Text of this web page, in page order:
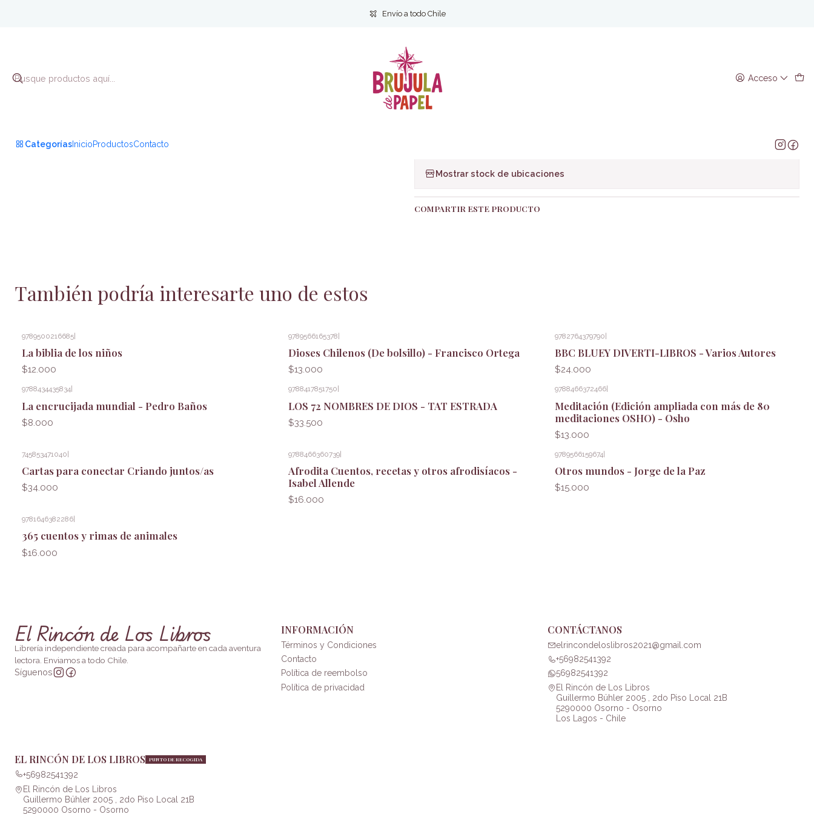
Acceso
Categorías InicioProductosContacto
Envío a todo Chile
Infantil 100 historias de la biblia Elena Luchetti
100 historias de la biblia Elena Luchetti
Cantidad
Mostrar stock de ubicaciones
COMPARTIR ESTE PRODUCTO
También podría interesarte uno de estos
9789500216685
La biblia de los niños
$12.000
9789566165378
Dioses Chilenos (De bolsillo) - Francisco Ortega
$13.000
9782764379790
BBC BLUEY DIVERTI-LIBROS - Varios Autores
$24.000
9788434435834
La encrucijada mundial - Pedro Baños
$8.000
9788417851750
LOS 72 NOMBRES DE DIOS - TAT ESTRADA
$33.500
9788466372466|
Meditación (Edición ampliada con más de 80
meditaciones OSHO) - Osho
$13.000
745853471040|
Cartas para conectar Criando juntos/as
$34.000
9788466360739|
Afrodita Cuentos, recetas y otros afrodisíacos -
Isabel Allende
$16.000
9789566159674|
Otros mundos - Jorge de la Paz
$15.000
9781646382286
365 cuentos y rimas de animales
$16.000
El Rincón de Los Libros
Librería independiente creada para acompañarte en cada aventura
lectora. Enviamos a todo Chile.
Síguenos
INFORMACIÓN
Términos y Condiciones
Contacto
Política de reembolso
Política de privacidad
CONTÁCTANOS
elrincondeloslibros2021@gmail.com
+56982541392
56982541392
El Rincón de Los Libros
Guillermo Bühler 2005 , 2do Piso Local 21B
5290000 Osorno - Osorno
Los Lagos - Chile
EL RINCÓN DE LOS LIBROS PUNTO DE RECOGIDA
+56982541392
El Rincón de Los Libros
Guillermo Bühler 2005 , 2do Piso Local 21B
5290000 Osorno - Osorno